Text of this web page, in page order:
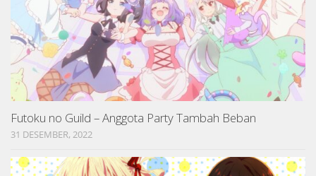
Futoku no Guild – Anggota Party Tambah Beban
31 DESEMBER, 2022